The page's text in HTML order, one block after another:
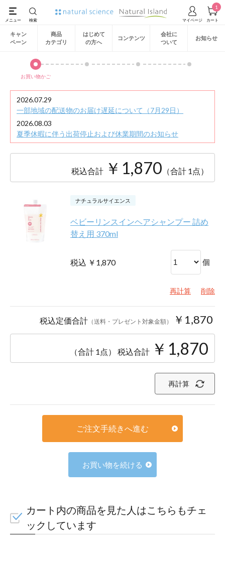
1
キャン
ペーン
商品
カテゴリ
はじめて
の方へ
コンテンツ
会社に
ついて
お知らせ
お買い物かご
2026.07.29
一部地域の配送物のお届け遅延について（7月29日）
2026.08.03
夏季休暇に伴う出荷停止および休業期間のお知らせ
税込合計 ￥1,870 （合計 1点）
ナチュラルサイエンス
ベビーリンスインヘアシャンプー 詰め
替え用 370ml
税込 ￥1,870 個
再計算 削除
税込定価合計 （送料・プレゼント対象金額） ￥1,870
（合計 1点） 税込合計 ￥1,870
再計算
ご注文手続きへ進む
お買い物を続ける
カート内の商品を見た人はこちらもチェ
ックしています